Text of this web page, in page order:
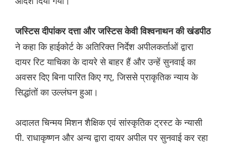
जस्टिस दीपांकर दत्ता और जस्टिस केवी विश्वनाथन की खंडपीठ
ने कहा कि हाईकोर्ट के अतिरिक्त निर्देश अपीलकर्ताओं द्वारा
दायर रिट याचिका के दायरे से बाहर हैं और उन्हें सुनवाई का
अवसर दिए बिना पारित किए गए, जिससे प्राकृतिक न्याय के
सिद्धांतों का उल्लंघन हुआ।
अदालत चिन्मय मिशन शैक्षिक एवं सांस्कृतिक ट्रस्ट के न्यासी
पी. राधाकृष्णन और अन्य द्वारा दायर अपील पर सुनवाई कर रहा